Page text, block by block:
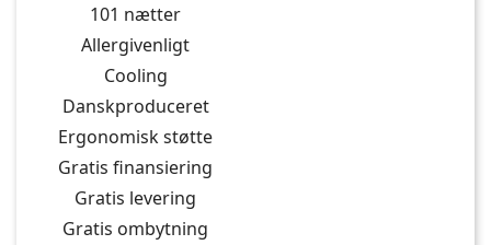
101 nætter
Allergivenligt
Cooling
Danskproduceret
Ergonomisk støtte
Gratis finansiering
Gratis levering
Gratis ombytning